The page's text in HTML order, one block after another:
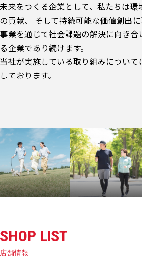
未来をつくる企業として、私たちは環
の貢献、 そして持続可能な価値創出に
事業を通じて社会課題の解決に向き合
る企業であり続けます。
当社が実施している取り組みについ
しております。
SHOP LIST
店舗情報